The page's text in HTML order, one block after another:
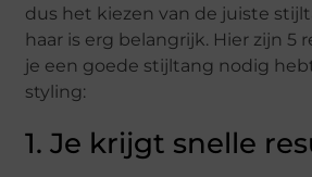
dus het kiezen van de juiste
haar is erg belangrijk. Hier zijn 5
je een goede stijltang nodig
styling:
1. Je krijgt snelle